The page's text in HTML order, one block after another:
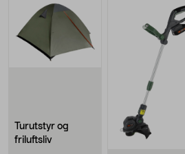
Turutstyr og
friluftsliv